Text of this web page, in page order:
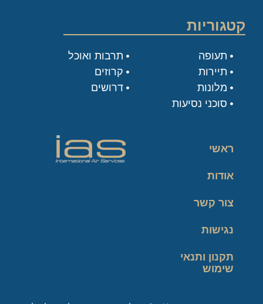
קטגוריות
תעופה
תיירות
מלונות
סוכני נסיעות
תרבות ואוכל
קרוזים
דרושים
ראשי
אודות
צור קשר
נגישות
תקנון ותנאי
שימוש